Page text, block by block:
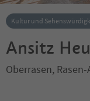
Kultur und
Ansitz
Oberrasen,